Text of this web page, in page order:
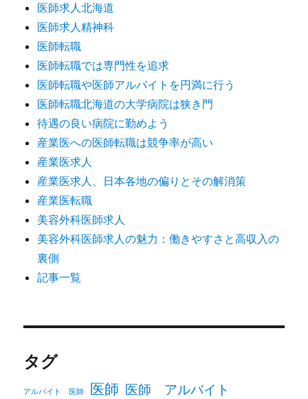
医師求人北海道
医師求人精神科
医師転職
医師転職では専門性を追求
医師転職や医師アルバイトを円満に行う
医師転職北海道の大学病院は狭き門
待遇の良い病院に勤めよう
産業医への医師転職は競争率が高い
産業医求人
産業医求人、日本各地の偏りとその解消策
産業医転職
美容外科医師求人
美容外科医師求人の魅力：働きやすさと高収入の
裏側
記事一覧
タグ
アルバイト 医師 医師 医師 アルバイト